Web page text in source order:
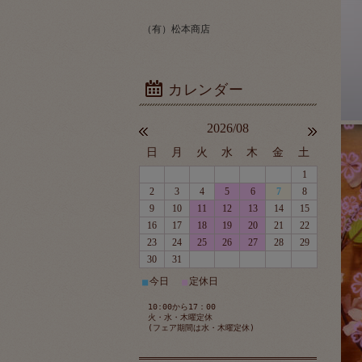
（有）松本商店
2026/08
日 月 火 水 木 金 土
1
2
3 4 5 6 7
8
9
10 11 12 13 14
15
16
17 18 19 20 21
22
23
24 25 26 27 28
29
30
31
■今日 定休日
10:00から17：00
火・水・木曜定休
(フェア期間は水・木曜定休)